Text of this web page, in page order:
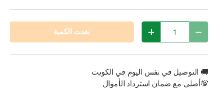
تقليل الكمية زيادة الكمية نفدت الكمية
🚚 التوصيل في نفس اليوم في الكويت
💯أصلي مع ضمان استرداد الأموال